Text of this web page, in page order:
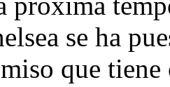
se ha
que